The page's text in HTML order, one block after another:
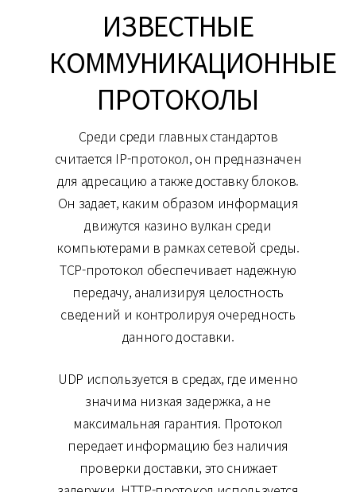
ИЗВЕСТНЫЕ
КОММУНИКАЦИОННЫЕ
ПРОТОКОЛЫ
Среди среди главных стандартов
считается IP-протокол, он предназначен
для адресацию а также доставку блоков.
Он задает, каким образом информация
движутся казино вулкан среди
компьютерами в рамках сетевой среды.
TCP-протокол обеспечивает надежную
передачу, анализируя целостность
сведений и контролируя очередность
данного доставки.
UDP используется в средах, где именно
значима низкая задержка, а не
максимальная гарантия. Протокол
передает информацию без наличия
проверки доставки, это снижает